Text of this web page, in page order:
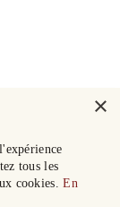
×
tous les
cookies.En